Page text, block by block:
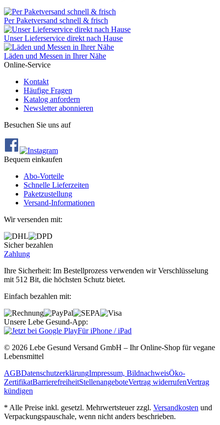
Per Paketversand schnell & frisch
Unser Lieferservice direkt nach Hause
Läden und Messen in Ihrer Nähe
Online-Service
Kontakt
Häufige Fragen
Katalog anfordern
Newsletter abonnieren
Besuchen Sie uns auf
Bequem einkaufen
Abo‐Vorteile
Schnelle Lieferzeiten
Paketzustellung
Versand‐Informationen
Wir versenden mit:
Sicher bezahlen
Zahlung
Ihre Sicherheit: Im Bestellprozess verwenden wir Verschlüsselung
mit 512 Bit, die höchsten Schutz bietet.
Einfach bezahlen mit:
Unsere Lebe Gesund-App:
Für iPhone / iPad
© 2026 Lebe Gesund Versand GmbH – Ihr Online‐Shop für vegane
Lebensmittel
AGBDatenschutzerklärungImpressum, BildnachweisÖko‐
ZertifikatBarrierefreiheitStellenangeboteVertrag widerrufenVertrag
kündigen
* Alle Preise inkl. gesetzl. Mehrwertsteuer zzgl. Versandkosten und
Verpackungspauschale, wenn nicht anders beschrieben.